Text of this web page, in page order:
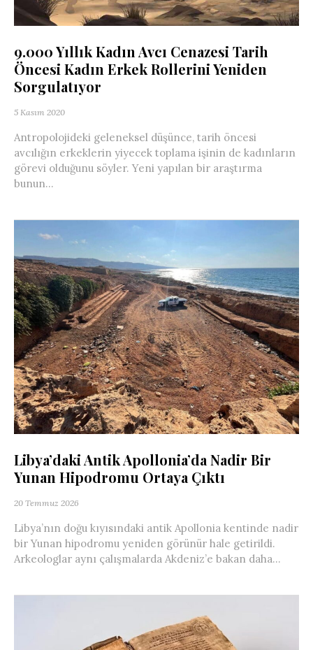
9.000 Yıllık Kadın Avcı Cenazesi Tarih
Öncesi Kadın Erkek Rollerini Yeniden
Sorgulatıyor
5 Kasım 2020
Antropolojideki geleneksel düşünce, tarih öncesi
avcılığın erkeklerin yiyecek toplama işinin de kadınların
görevi olduğunu söyler. Yeni yapılan bir araştırma
bunun...
Libya’daki Antik Apollonia’da Nadir Bir
Yunan Hipodromu Ortaya Çıktı
20 Temmuz 2026
Libya’nın doğu kıyısındaki antik Apollonia kentinde nadir
bir Yunan hipodromu yeniden görünür hale getirildi.
Arkeologlar aynı çalışmalarda Akdeniz’e bakan daha...